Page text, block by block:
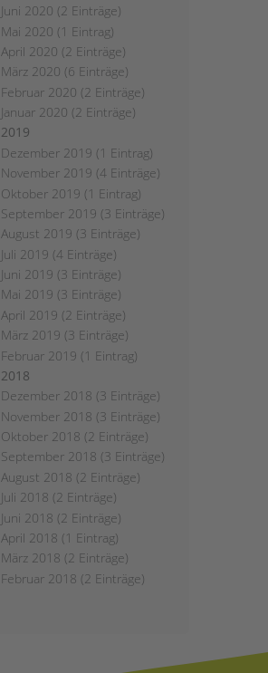
Juni 2020 (2 Einträge)
Mai 2020 (1 Eintrag)
April 2020 (2 Einträge)
März 2020 (6 Einträge)
Februar 2020 (2 Einträge)
Januar 2020 (2 Einträge)
2019
Dezember 2019 (1 Eintrag)
November 2019 (4 Einträge)
Oktober 2019 (1 Eintrag)
September 2019 (3 Einträge)
August 2019 (3 Einträge)
Juli 2019 (4 Einträge)
Juni 2019 (3 Einträge)
Mai 2019 (3 Einträge)
April 2019 (2 Einträge)
März 2019 (3 Einträge)
Februar 2019 (1 Eintrag)
2018
Dezember 2018 (3 Einträge)
November 2018 (3 Einträge)
Oktober 2018 (2 Einträge)
September 2018 (3 Einträge)
August 2018 (2 Einträge)
Juli 2018 (2 Einträge)
Juni 2018 (2 Einträge)
April 2018 (1 Eintrag)
März 2018 (2 Einträge)
Februar 2018 (2 Einträge)